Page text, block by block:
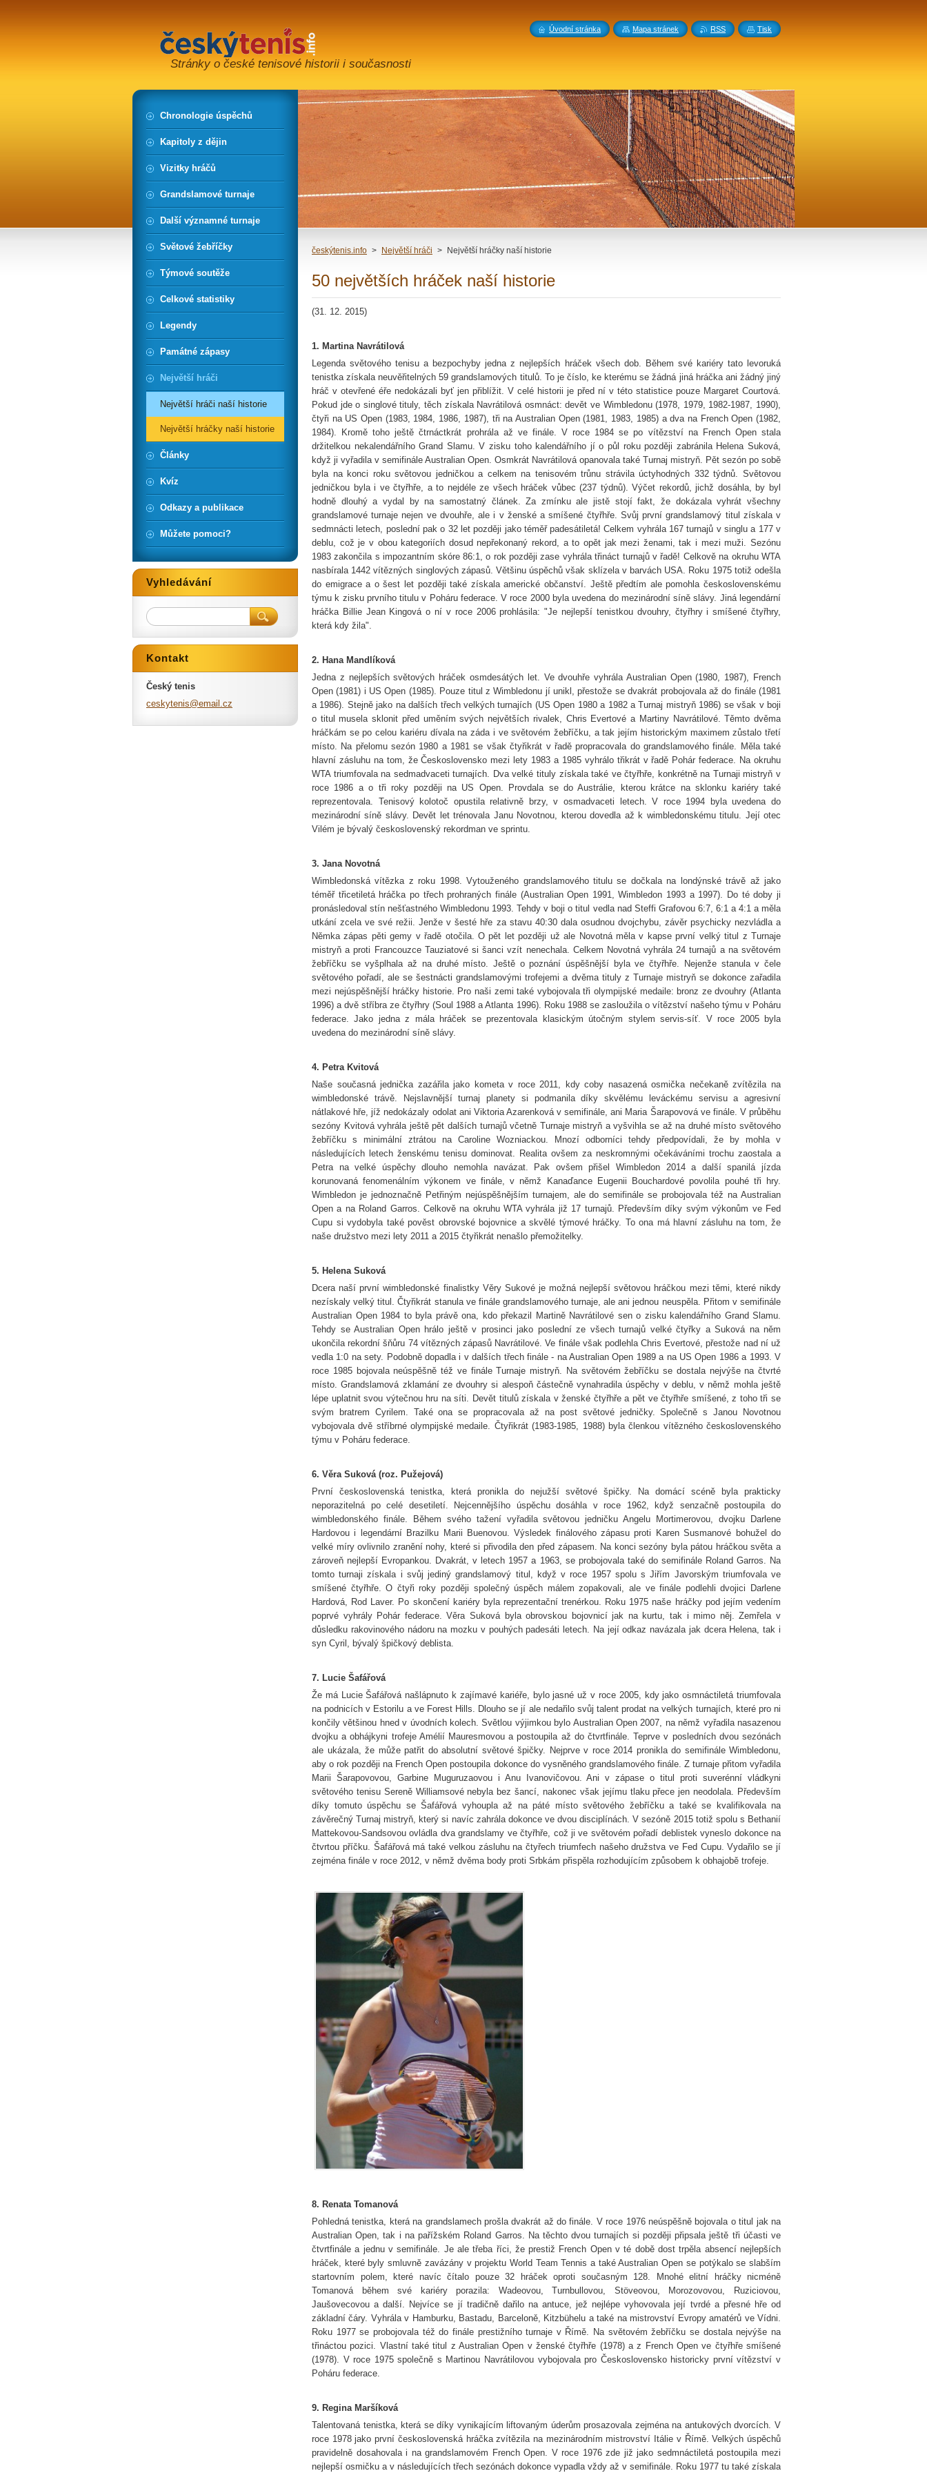
Stránky o české tenisové historii i současnosti
českýtenis.info > Největší hráči > Největší hráčky naší historie
50 největších hráček naší historie
(31. 12. 2015)
1. Martina Navrátilová
Legenda světového tenisu a bezpochyby jedna z nejlepších hráček všech dob. Během své kariéry tato levoruká
tenistka získala neuvěřitelných 59 grandslamových titulů. To je číslo, ke kterému se žádná jiná hráčka ani žádný jiný
hráč v otevřené éře nedokázali byť jen přiblížit. V celé historii je před ní v této statistice pouze Margaret Courtová.
Pokud jde o singlové tituly, těch získala Navrátilová osmnáct: devět ve Wimbledonu (1978, 1979, 1982-1987, 1990),
čtyři na US Open (1983, 1984, 1986, 1987), tři na Australian Open (1981, 1983, 1985) a dva na French Open (1982,
1984). Kromě toho ještě čtrnáctkrát prohrála až ve finále. V roce 1984 se po vítězství na French Open stala
držitelkou nekalendářního Grand Slamu. V zisku toho kalendářního jí o půl roku později zabránila Helena Suková,
když ji vyřadila v semifinále Australian Open. Osmkrát Navrátilová opanovala také Turnaj mistryň. Pět sezón po sobě
byla na konci roku světovou jedničkou a celkem na tenisovém trůnu strávila úctyhodných 332 týdnů. Světovou
jedničkou byla i ve čtyřhře, a to nejdéle ze všech hráček vůbec (237 týdnů). Výčet rekordů, jichž dosáhla, by byl
hodně dlouhý a vydal by na samostatný článek. Za zmínku ale jistě stojí fakt, že dokázala vyhrát všechny
grandslamové turnaje nejen ve dvouhře, ale i v ženské a smíšené čtyřhře. Svůj první grandslamový titul získala v
sedmnácti letech, poslední pak o 32 let později jako téměř padesátiletá! Celkem vyhrála 167 turnajů v singlu a 177 v
deblu, což je v obou kategoriích dosud nepřekonaný rekord, a to opět jak mezi ženami, tak i mezi muži. Sezónu
1983 zakončila s impozantním skóre 86:1, o rok později zase vyhrála třináct turnajů v řadě! Celkově na okruhu WTA
nasbírala 1442 vítězných singlových zápasů. Většinu úspěchů však sklízela v barvách USA. Roku 1975 totiž odešla
do emigrace a o šest let později také získala americké občanství. Ještě předtím ale pomohla československému
týmu k zisku prvního titulu v Poháru federace. V roce 2000 byla uvedena do mezinárodní síně slávy. Jiná legendární
hráčka Billie Jean Kingová o ní v roce 2006 prohlásila: "Je nejlepší tenistkou dvouhry, čtyřhry i smíšené čtyřhry,
která kdy žila".
2. Hana Mandlíková
Jedna z nejlepších světových hráček osmdesátých let. Ve dvouhře vyhrála Australian Open (1980, 1987), French
Open (1981) i US Open (1985). Pouze titul z Wimbledonu jí unikl, přestože se dvakrát probojovala až do finále (1981
a 1986). Stejně jako na dalších třech velkých turnajích (US Open 1980 a 1982 a Turnaj mistryň 1986) se však v boji
o titul musela sklonit před uměním svých největších rivalek, Chris Evertové a Martiny Navrátilové. Těmto dvěma
hráčkám se po celou kariéru dívala na záda i ve světovém žebříčku, a tak jejím historickým maximem zůstalo třetí
místo. Na přelomu sezón 1980 a 1981 se však čtyřikrát v řadě propracovala do grandslamového finále. Měla také
hlavní zásluhu na tom, že Československo mezi lety 1983 a 1985 vyhrálo třikrát v řadě Pohár federace. Na okruhu
WTA triumfovala na sedmadvaceti turnajích. Dva velké tituly získala také ve čtyřhře, konkrétně na Turnaji mistryň v
roce 1986 a o tři roky později na US Open. Provdala se do Austrálie, kterou krátce na sklonku kariéry také
reprezentovala. Tenisový kolotoč opustila relativně brzy, v osmadvaceti letech. V roce 1994 byla uvedena do
mezinárodní síně slávy. Devět let trénovala Janu Novotnou, kterou dovedla až k wimbledonskému titulu. Její otec
Vilém je bývalý československý rekordman ve sprintu.
3. Jana Novotná
Wimbledonská vítězka z roku 1998. Vytouženého grandslamového titulu se dočkala na londýnské trávě až jako
téměř třicetiletá hráčka po třech prohraných finále (Australian Open 1991, Wimbledon 1993 a 1997). Do té doby ji
pronásledoval stín nešťastného Wimbledonu 1993. Tehdy v boji o titul vedla nad Steffi Grafovou 6:7, 6:1 a 4:1 a měla
utkání zcela ve své režii. Jenže v šesté hře za stavu 40:30 dala osudnou dvojchybu, závěr psychicky nezvládla a
Němka zápas pěti gemy v řadě otočila. O pět let později už ale Novotná měla v kapse první velký titul z Turnaje
mistryň a proti Francouzce Tauziatové si šanci vzít nenechala. Celkem Novotná vyhrála 24 turnajů a na světovém
žebříčku se vyšplhala až na druhé místo. Ještě o poznání úspěšnější byla ve čtyřhře. Nejenže stanula v čele
světového pořadí, ale se šestnácti grandslamovými trofejemi a dvěma tituly z Turnaje mistryň se dokonce zařadila
mezi nejúspěšnější hráčky historie. Pro naši zemi také vybojovala tři olympijské medaile: bronz ze dvouhry (Atlanta
1996) a dvě stříbra ze čtyřhry (Soul 1988 a Atlanta 1996). Roku 1988 se zasloužila o vítězství našeho týmu v Poháru
federace. Jako jedna z mála hráček se prezentovala klasickým útočným stylem servis-síť. V roce 2005 byla
uvedena do mezinárodní síně slávy.
4. Petra Kvitová
Naše současná jednička zazářila jako kometa v roce 2011, kdy coby nasazená osmička nečekaně zvítězila na
wimbledonské trávě. Nejslavnější turnaj planety si podmanila díky skvělému leváckému servisu a agresivní
nátlakové hře, jíž nedokázaly odolat ani Viktoria Azarenková v semifinále, ani Maria Šarapovová ve finále. V průběhu
sezóny Kvitová vyhrála ještě pět dalších turnajů včetně Turnaje mistryň a vyšvihla se až na druhé místo světového
žebříčku s minimální ztrátou na Caroline Wozniackou. Mnozí odborníci tehdy předpovídali, že by mohla v
následujících letech ženskému tenisu dominovat. Realita ovšem za neskromnými očekáváními trochu zaostala a
Petra na velké úspěchy dlouho nemohla navázat. Pak ovšem přišel Wimbledon 2014 a další spanilá jízda
korunovaná fenomenálním výkonem ve finále, v němž Kanaďance Eugenii Bouchardové povolila pouhé tři hry.
Wimbledon je jednoznačně Petřiným nejúspěšnějším turnajem, ale do semifinále se probojovala též na Australian
Open a na Roland Garros. Celkově na okruhu WTA vyhrála již 17 turnajů. Především díky svým výkonům ve Fed
Cupu si vydobyla také pověst obrovské bojovnice a skvělé týmové hráčky. To ona má hlavní zásluhu na tom, že
naše družstvo mezi lety 2011 a 2015 čtyřikrát nenašlo přemožitelky.
5. Helena Suková
Dcera naší první wimbledonské finalistky Věry Sukové je možná nejlepší světovou hráčkou mezi těmi, které nikdy
nezískaly velký titul. Čtyřikrát stanula ve finále grandslamového turnaje, ale ani jednou neuspěla. Přitom v semifinále
Australian Open 1984 to byla právě ona, kdo překazil Martině Navrátilové sen o zisku kalendářního Grand Slamu.
Tehdy se Australian Open hrálo ještě v prosinci jako poslední ze všech turnajů velké čtyřky a Suková na něm
ukončila rekordní šňůru 74 vítězných zápasů Navrátilové. Ve finále však podlehla Chris Evertové, přestože nad ní už
vedla 1:0 na sety. Podobně dopadla i v dalších třech finále - na Australian Open 1989 a na US Open 1986 a 1993. V
roce 1985 bojovala neúspěšně též ve finále Turnaje mistryň. Na světovém žebříčku se dostala nejvýše na čtvrté
místo. Grandslamová zklamání ze dvouhry si alespoň částečně vynahradila úspěchy v deblu, v němž mohla ještě
lépe uplatnit svou výtečnou hru na síti. Devět titulů získala v ženské čtyřhře a pět ve čtyřhře smíšené, z toho tři se
svým bratrem Cyrilem. Také ona se propracovala až na post světové jedničky. Společně s Janou Novotnou
vybojovala dvě stříbrné olympijské medaile. Čtyřikrát (1983-1985, 1988) byla členkou vítězného československého
týmu v Poháru federace.
6. Věra Suková (roz. Pužejová)
První československá tenistka, která pronikla do nejužší světové špičky. Na domácí scéně byla prakticky
neporazitelná po celé desetiletí. Nejcennějšího úspěchu dosáhla v roce 1962, když senzačně postoupila do
wimbledonského finále. Během svého tažení vyřadila světovou jedničku Angelu Mortimerovou, dvojku Darlene
Hardovou i legendární Brazilku Marii Buenovou. Výsledek finálového zápasu proti Karen Susmanové bohužel do
velké míry ovlivnilo zranění nohy, které si přivodila den před zápasem. Na konci sezóny byla pátou hráčkou světa a
zároveň nejlepší Evropankou. Dvakrát, v letech 1957 a 1963, se probojovala také do semifinále Roland Garros. Na
tomto turnaji získala i svůj jediný grandslamový titul, když v roce 1957 spolu s Jiřím Javorským triumfovala ve
smíšené čtyřhře. O čtyři roky později společný úspěch málem zopakovali, ale ve finále podlehli dvojici Darlene
Hardová, Rod Laver. Po skončení kariéry byla reprezentační trenérkou. Roku 1975 naše hráčky pod jejím vedením
poprvé vyhrály Pohár federace. Věra Suková byla obrovskou bojovnicí jak na kurtu, tak i mimo něj. Zemřela v
důsledku rakovinového nádoru na mozku v pouhých padesáti letech. Na její odkaz navázala jak dcera Helena, tak i
syn Cyril, bývalý špičkový deblista.
7. Lucie Šafářová
Že má Lucie Šafářová našlápnuto k zajímavé kariéře, bylo jasné už v roce 2005, kdy jako osmnáctiletá triumfovala
na podnicích v Estorilu a ve Forest Hills. Dlouho se jí ale nedařilo svůj talent prodat na velkých turnajích, které pro ni
končily většinou hned v úvodních kolech. Světlou výjimkou bylo Australian Open 2007, na němž vyřadila nasazenou
dvojku a obhájkyni trofeje Amélií Mauresmovou a postoupila až do čtvrtfinále. Teprve v posledních dvou sezónách
ale ukázala, že může patřit do absolutní světové špičky. Nejprve v roce 2014 pronikla do semifinále Wimbledonu,
aby o rok později na French Open postoupila dokonce do vysněného grandslamového finále. Z turnaje přitom vyřadila
Marii Šarapovovou, Garbine Muguruzaovou i Anu Ivanovičovou. Ani v zápase o titul proti suverénní vládkyni
světového tenisu Sereně Williamsové nebyla bez šancí, nakonec však jejímu tlaku přece jen neodolala. Především
díky tomuto úspěchu se Šafářová vyhoupla až na páté místo světového žebříčku a také se kvalifikovala na
závěrečný Turnaj mistryň, který si navíc zahrála dokonce ve dvou disciplínách. V sezóně 2015 totiž spolu s Bethanií
Mattekovou-Sandsovou ovládla dva grandslamy ve čtyřhře, což ji ve světovém pořadí deblistek vyneslo dokonce na
čtvrtou příčku. Šafářová má také velkou zásluhu na čtyřech triumfech našeho družstva ve Fed Cupu. Vydařilo se jí
zejména finále v roce 2012, v němž dvěma body proti Srbkám přispěla rozhodujícím způsobem k obhajobě trofeje.
8. Renata Tomanová
Pohledná tenistka, která na grandslamech prošla dvakrát až do finále. V roce 1976 neúspěšně bojovala o titul jak na
Australian Open, tak i na pařížském Roland Garros. Na těchto dvou turnajích si později připsala ještě tři účasti ve
čtvrtfinále a jednu v semifinále. Je ale třeba říci, že prestiž French Open v té době dost trpěla absencí nejlepších
hráček, které byly smluvně zavázány v projektu World Team Tennis a také Australian Open se potýkalo se slabším
startovním polem, které navíc čítalo pouze 32 hráček oproti současným 128. Mnohé elitní hráčky nicméně
Tomanová během své kariéry porazila: Wadeovou, Turnbullovou, Stöveovou, Morozovovou, Ruziciovou,
Jaušovecovou a další. Nejvíce se jí tradičně dařilo na antuce, jež nejlépe vyhovovala její tvrdé a přesné hře od
základní čáry. Vyhrála v Hamburku, Bastadu, Barceloně, Kitzbühelu a také na mistrovství Evropy amatérů ve Vídni.
Roku 1977 se probojovala též do finále prestižního turnaje v Římě. Na světovém žebříčku se dostala nejvýše na
třináctou pozici. Vlastní také titul z Australian Open v ženské čtyřhře (1978) a z French Open ve čtyřhře smíšené
(1978). V roce 1975 společně s Martinou Navrátilovou vybojovala pro Československo historicky první vítězství v
Poháru federace.
9. Regina Maršíková
Talentovaná tenistka, která se díky vynikajícím liftovaným úderům prosazovala zejména na antukových dvorcích. V
roce 1978 jako první československá hráčka zvítězila na mezinárodním mistrovství Itálie v Římě. Velkých úspěchů
pravidelně dosahovala i na grandslamovém French Open. V roce 1976 zde již jako sedmnáctiletá postoupila mezi
nejlepší osmičku a v následujících třech sezónách dokonce vypadla vždy až v semifinále. Roku 1977 tu také získala
Chronologie úspěchů
Kapitoly z dějin
Vizitky hráčů
Grandslamové turnaje
Další významné turnaje
Světové žebříčky
Týmové soutěže
Celkové statistiky
Legendy
Památné zápasy
Největší hráči
Největší hráči naší historie
Největší hráčky naší historie
Články
Kvíz
Odkazy a publikace
Můžete pomoci?
Vyhledávání
Kontakt
Český tenis
ceskytenis@email .cz
Úvodní stránka Mapa stránek RSS Tisk